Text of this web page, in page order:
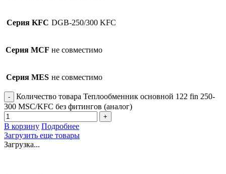
Серия KFC DGB-250/300 KFC
Серия MCF не совместимо
Серия MES не совместимо
Количество товара Теплообменник основной 122 fin 250-
300 MSC/KFC без фитингов (аналог)
В корзину Подробнее
Загрузить еще товары
Загрузка...